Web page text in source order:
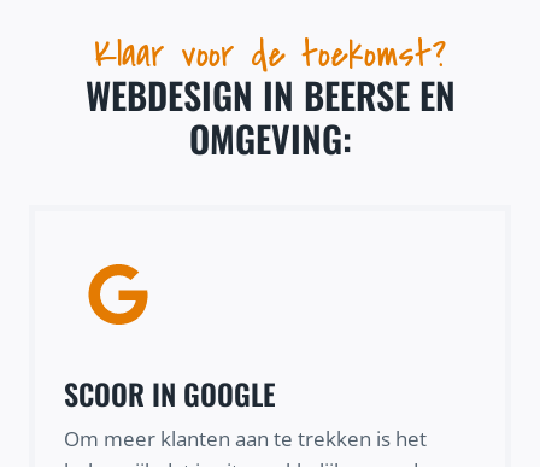
Klaar voor de toekomst?
WEBDESIGN IN BEERSE EN
OMGEVING:
SCOOR IN GOOGLE
Om meer klanten aan te trekken is het